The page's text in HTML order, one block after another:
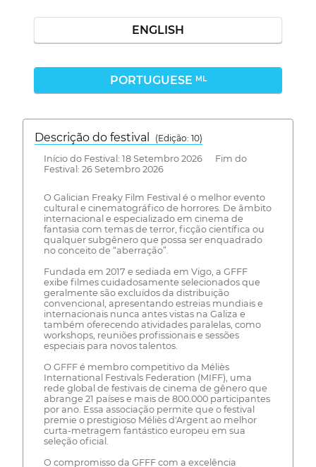
ENGLISH
PORTUGUESE ML
Descrição do festival
(Edição: 10)
Início do Festival: 18 Setembro 2026 Fim do
Festival: 26 Setembro 2026
O Galician Freaky Film Festival é o melhor evento
cultural e cinematográfico de horrores. De âmbito
internacional e especializado em cinema de
fantasia com temas de terror, ficção científica ou
qualquer subgênero que possa ser enquadrado
no conceito de “aberração”.
Fundada em 2017 e sediada em Vigo, a GFFF
exibe filmes cuidadosamente selecionados que
geralmente são excluídos da distribuição
convencional, apresentando estreias mundiais e
internacionais nunca antes vistas na Galiza e
também oferecendo atividades paralelas, como
workshops, reuniões profissionais e sessões
especiais para novos talentos.
O GFFF é membro competitivo da Méliès
International Festivals Federation (MIFF), uma
rede global de festivais de cinema de gênero que
abrange 21 países e mais de 800.000 participantes
por ano. Essa associação permite que o festival
premie o prestigioso Méliès d'Argent ao melhor
curta-metragem fantástico europeu em sua
seleção oficial.
O compromisso da GFFF com a excelência